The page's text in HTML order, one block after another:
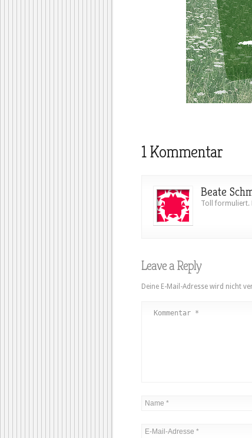
1 Kommentar
Beate
Toll formuliert.
Leave a Reply
Deine E-Mail-Adresse wird nicht